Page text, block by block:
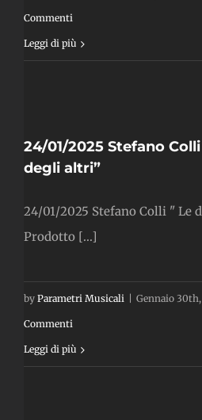
Commenti
Leggi di più
24/01/2025 Stefano
degli altri”
24/01/2025 Stefano Colli " Le
Prodotto [...]
by Parametri Musicali Gennaio
Commenti
Leggi di più